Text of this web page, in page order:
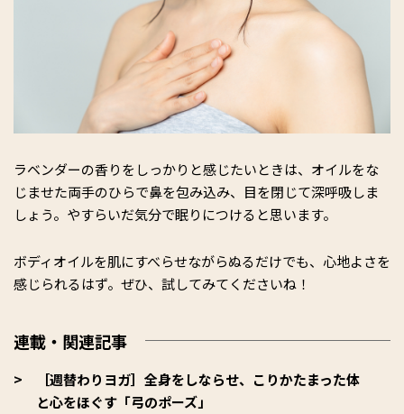
ラベンダーの香りをしっかりと感じたいときは、オイルをな
じませた両手のひらで鼻を包み込み、目を閉じて深呼吸しま
しょう。やすらいだ気分で眠りにつけると思います。
ボディオイルを肌にすべらせながらぬるだけでも、心地よさを
感じられるはず。ぜひ、試してみてくださいね！
連載・関連記事
［週替わりヨガ］全身をしならせ、こりかたまった体
と心をほぐす「弓のポーズ」